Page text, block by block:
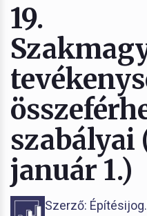
19.
szabályai
január 1.)
Szerző: